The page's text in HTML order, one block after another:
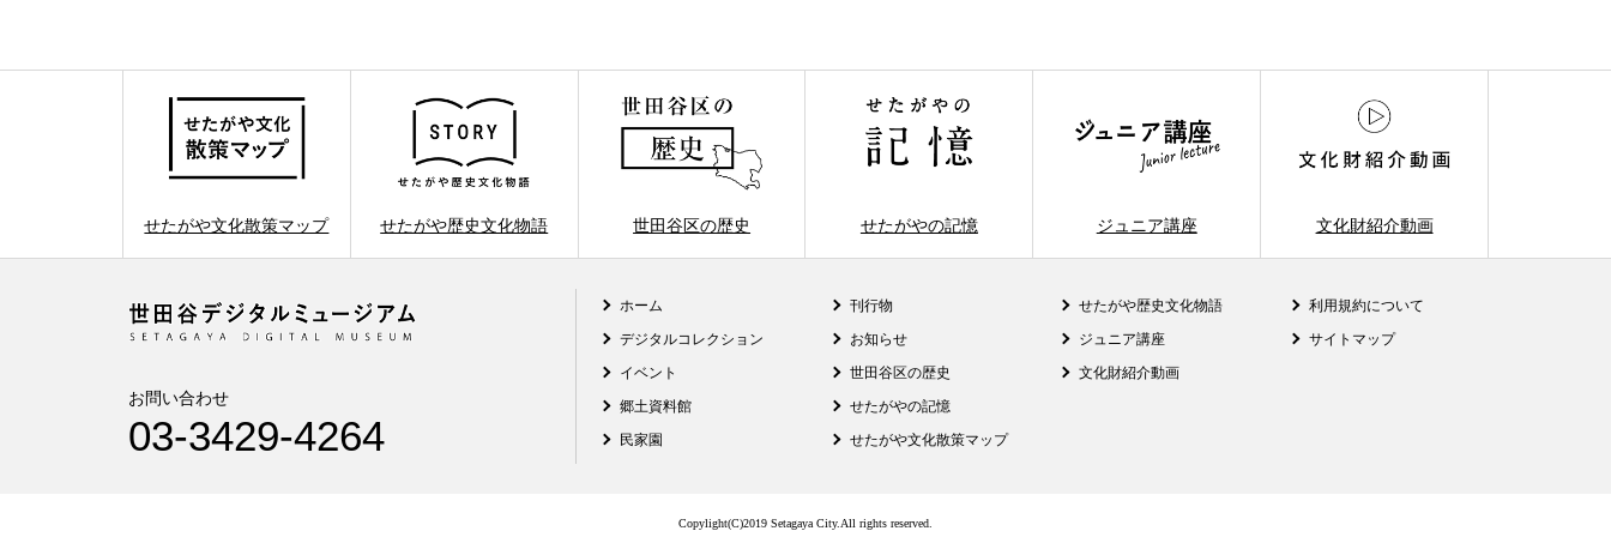
せたがや文化散策マップ せたがや歴史文化物語 世田谷区の歴史 せたがやの記憶 ジュニア講座 文化財紹介動画
お問い合わせ
03-3429-4264
ホーム
デジタルコレクション
イベント
郷土資料館
民家園
刊行物
お知らせ
世田谷区の歴史
せたがやの記憶
せたがや文化散策マップ
せたがや歴史文化物語
ジュニア講座
文化財紹介動画
利用規約について
サイトマップ
Copylight(C)2019 Setagaya City.All rights reserved.